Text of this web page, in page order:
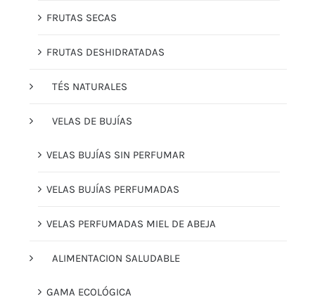
FRUTAS SECAS
FRUTAS DESHIDRATADAS
TÉS NATURALES
VELAS DE BUJÍAS
VELAS BUJÍAS SIN PERFUMAR
VELAS BUJÍAS PERFUMADAS
VELAS PERFUMADAS MIEL DE ABEJA
ALIMENTACION SALUDABLE
GAMA ECOLÓGICA